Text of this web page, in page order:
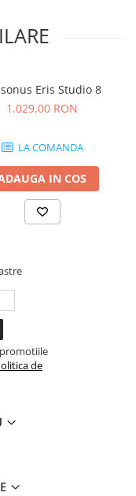
Eris Studio 8
1.029,00 RON
LA COMANDA
IN COS
de